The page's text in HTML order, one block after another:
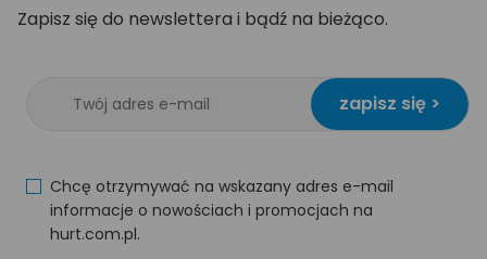
Zapisz się do newslettera i bądź na bieżąco.
zapisz się >
Chcę otrzymywać na wskazany adres e-mail
informacje o nowościach i promocjach na
hurt.com.pl.